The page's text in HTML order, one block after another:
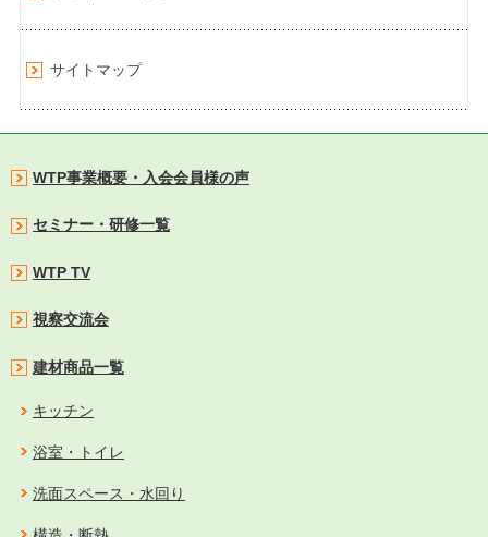
サイトマップ
WTP事業概要・入会会員様の声
セミナー・研修一覧
WTP TV
視察交流会
建材商品一覧
キッチン
浴室・トイレ
洗面スペース・水回り